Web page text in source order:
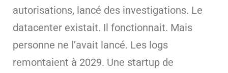
autorisations, lancé des investigations. Le
datacenter existait. Il fonctionnait. Mais
personne ne l’avait lancé. Les logs
remontaient à 2029. Une startup de